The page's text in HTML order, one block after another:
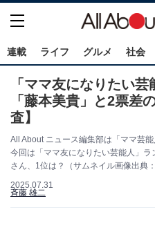
連載 ライフ グルメ 社会
「ママ友になりたい
「藤本美貴」と2票差
査】
All About ニュース編集部は「ママ芸
今回は「ママ友になりたい芸能人」
さん、1位は？（サムネイル画像出典
2025.07.31
斉藤 雄二